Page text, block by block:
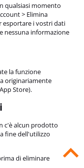
qualsiasi momento
> Elimina
esportare i vostri dati
nessuna informazione
la funzione
originariamente
Store).
c'è alcun prodotto
fine dell'utilizzo
di eliminare